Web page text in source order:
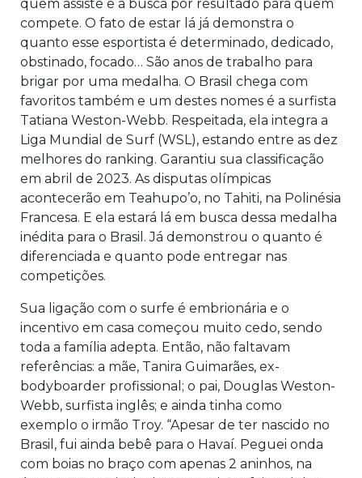
quem assiste e a busca por resultado para quem
compete. O fato de estar lá já demonstra o
quanto esse esportista é determinado, dedicado,
obstinado, focado… São anos de trabalho para
brigar por uma medalha. O Brasil chega com
favoritos também e um destes nomes é a surfista
Tatiana Weston-Webb. Respeitada, ela integra a
Liga Mundial de Surf (WSL), estando entre as dez
melhores do ranking. Garantiu sua classificação
em abril de 2023. As disputas olímpicas
acontecerão em Teahupo’o, no Tahiti, na Polinésia
Francesa. E ela estará lá em busca dessa medalha
inédita para o Brasil. Já demonstrou o quanto é
diferenciada e quanto pode entregar nas
competições.
Sua ligação com o surfe é embrionária e o
incentivo em casa começou muito cedo, sendo
toda a família adepta. Então, não faltavam
referências: a mãe, Tanira Guimarães, ex-
bodyboarder profissional; o pai, Douglas Weston-
Webb, surfista inglês; e ainda tinha como
exemplo o irmão Troy. “Apesar de ter nascido no
Brasil, fui ainda bebê para o Havaí. Peguei onda
com boias no braço com apenas 2 aninhos, na